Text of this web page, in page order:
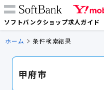
ソフトバンクショップ求人ガイド
ホーム 条件検索結果
甲府市